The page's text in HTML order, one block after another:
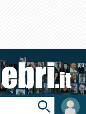
User
area
Toggle
search
bar